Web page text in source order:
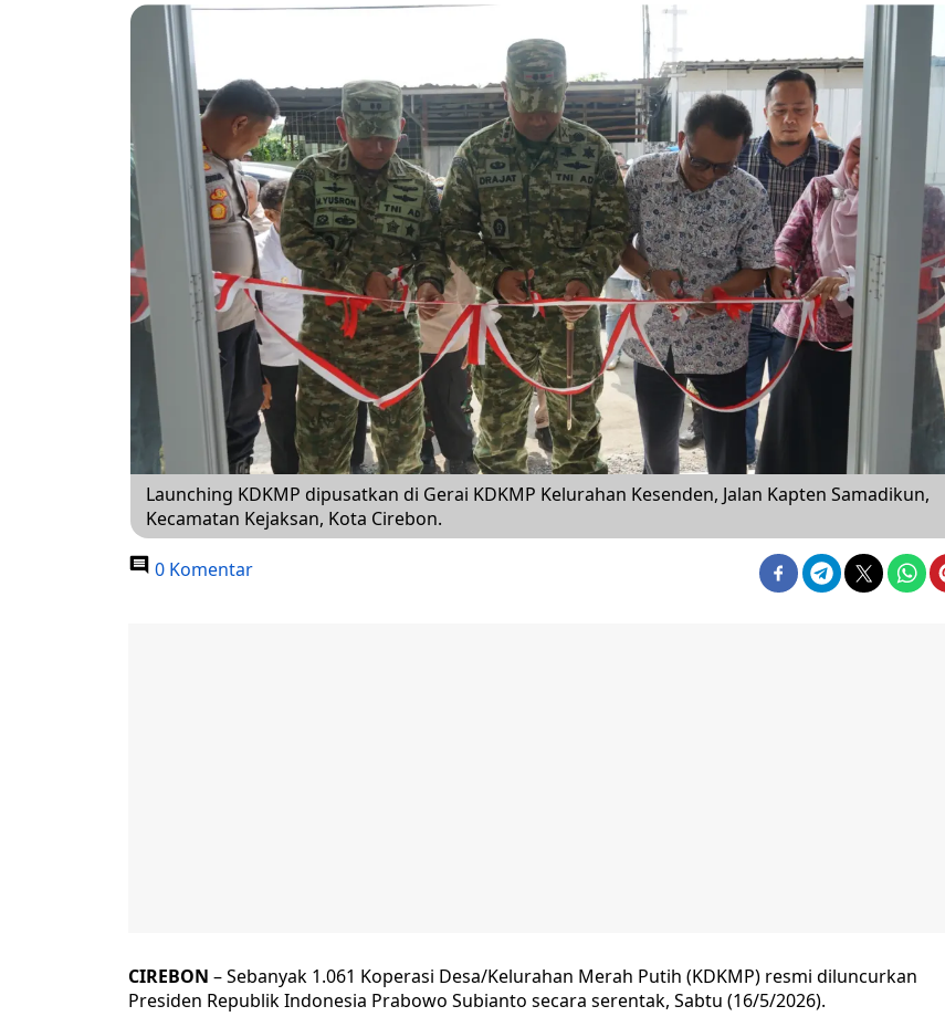
Launching KDKMP dipusatkan di Gerai KDKMP Kelurahan Kesenden, Jalan Kapten Samadikun,
Kecamatan Kejaksan, Kota Cirebon.
0 Komentar
CIREBON – Sebanyak 1.061 Koperasi Desa/Kelurahan Merah Putih (KDKMP) resmi diluncurkan
Presiden Republik Indonesia Prabowo Subianto secara serentak, Sabtu (16/5/2026).